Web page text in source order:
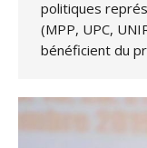
politiques
(MPP, UPC,
bénéficient du